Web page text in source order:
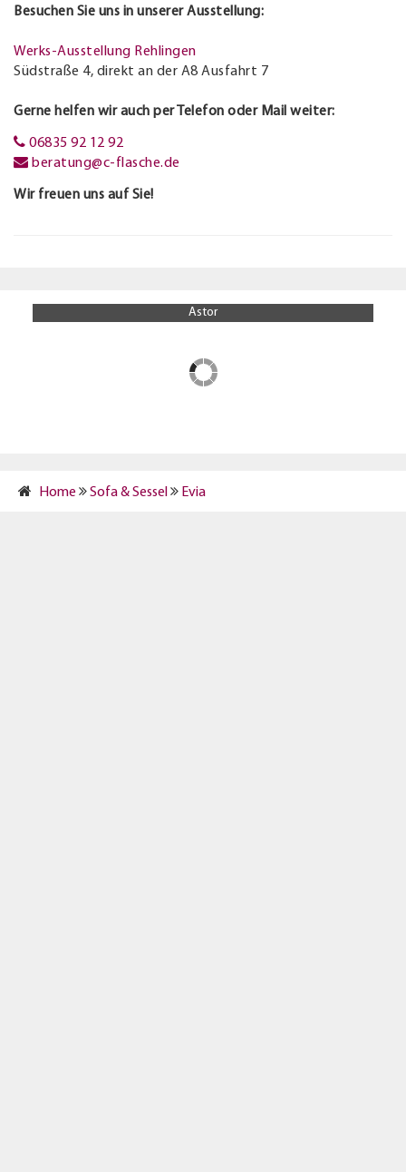
Besuchen Sie uns in unserer Ausstellung:
Werks-Ausstellung Rehlingen
Südstraße 4, direkt an der A8 Ausfahrt 7
Gerne helfen wir auch per Telefon oder Mail weiter:
06835 92 12 92
beratung@c-flasche.de
Wir freuen uns auf Sie!
Astor
Home Sofa & Sessel Evia